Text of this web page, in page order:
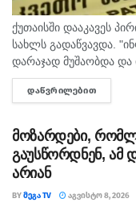
თვალწინ იშლება
გუნდის კაპიტანი
გვერდზე.
შეგახსენებთ,
პრობლემებია,
აქციის შემდეგ მათ
ქუთაისის მერიამ
პრეზიდენტის ზაალ
ქუთაისში დააკავეს
სახლს გადაწვავდა.
დარაჯად მუშაობდა და
ობიექტზე აიყვანეს.
სისხლის სამართლის
ᲓᲐᲬᲕᲠᲘᲚᲔᲑᲘᲗ
მოზარდები,
გაუსწორდნენ, ამ
არიან
BYᲛᲔᲒᲐ TV ᲐᲒᲕᲘᲡᲢᲝ 8, 2026